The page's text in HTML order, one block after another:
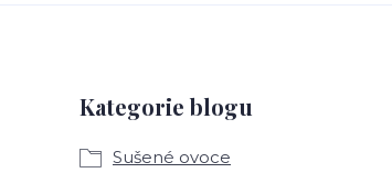
Kategorie blogu
Sušené ovoce